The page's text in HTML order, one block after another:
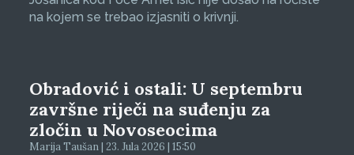
na kojem se trebao izjasniti o krivnji.
Obradović i ostali: U septembru
završne riječi na suđenju za
zločin u Novoseocima
Marija Taušan | 23. Jula 2026 | 15:50